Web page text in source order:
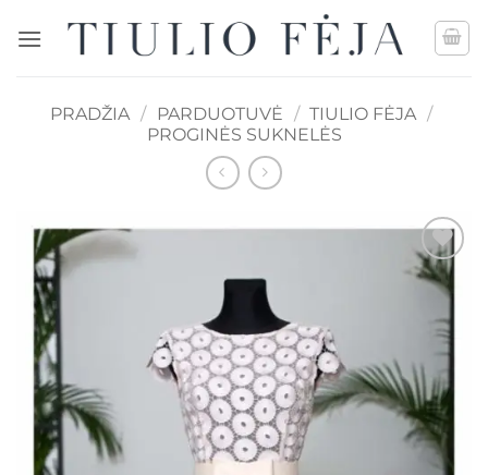
PRADŽIA / PARDUOTUVĖ / TIULIO FĖJA /
PROGINĖS SUKNELĖS
Mėgstamiausias